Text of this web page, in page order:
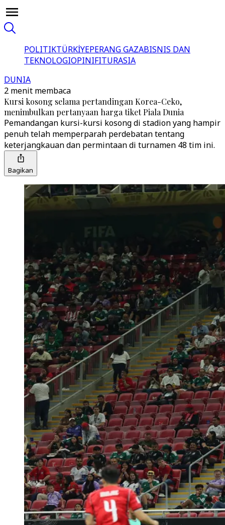
POLITIKTÜRKİYEPERANG GAZABISNIS DAN
TEKNOLOGIOPINIFITURASIA
DUNIA
2 menit membaca
Kursi kosong selama pertandingan Korea-Ceko,
menimbulkan pertanyaan harga tiket Piala Dunia
Pemandangan kursi-kursi kosong di stadion yang hampir
penuh telah memperparah perdebatan tentang
keterjangkauan dan permintaan di turnamen 48 tim ini.
Bagikan